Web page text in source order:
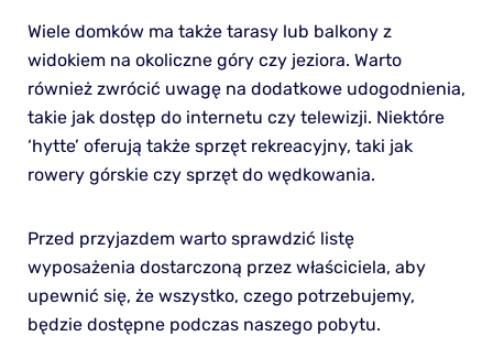
Wiele domków ma także tarasy lub balkony z
widokiem na okoliczne góry czy jeziora. Warto
również zwrócić uwagę na dodatkowe udogodnienia,
takie jak dostęp do internetu czy telewizji. Niektóre
‘hytte’ oferują także sprzęt rekreacyjny, taki jak
rowery górskie czy sprzęt do wędkowania.
Przed przyjazdem warto sprawdzić listę
wyposażenia dostarczoną przez właściciela, aby
upewnić się, że wszystko, czego potrzebujemy,
będzie dostępne podczas naszego pobytu.